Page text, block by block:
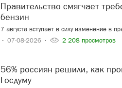
Правительство смягчает требования к расчёту цен на
бензин
7 августа вступает в силу изменение в
07-08-2026
2 208 просмотров
56% россиян решили, как проголосуют на выборах в
Госдуму